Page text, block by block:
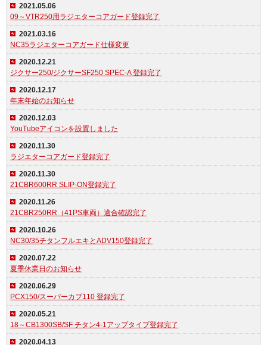
2021.05.06
09～VTR250用ラジエターコアガード登録完了
2021.03.16
NC35ラジエターコアガード仕様変更
2020.12.21
ジクサー250/ジクサーSF250 SPEC-A 登録完了
2020.12.17
年末年始のお知らせ
2020.12.03
YouTubeアイコンを設置しました
2020.11.30
ラジエターコアガード登録完了
2020.11.30
21CBR600RR SLIP-ON登録完了
2020.11.26
21CBR250RR（41PS車両）適合確認完了
2020.10.26
NC30/35チタンフルエキとADV150登録完了
2020.07.22
夏季休業日のお知らせ
2020.06.29
PCX150/スーパーカブ110 登録完了
2020.05.21
18～CB1300SB/SF チタン4-1アップタイプ登録完了
2020.04.13